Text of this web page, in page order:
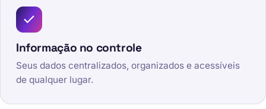
Informação no controle
Seus dados centralizados, organizados e acessíveis
de qualquer lugar.